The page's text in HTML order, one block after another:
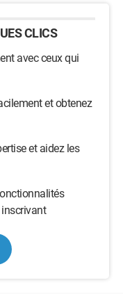
CLICS
avec ceux qui
et obtenez
et aidez les